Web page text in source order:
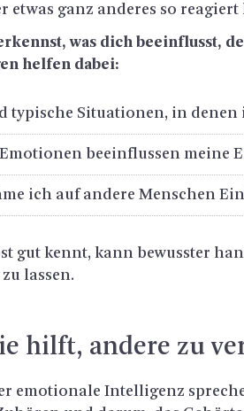
etwas ganz an­de­res so
was dich be­ein­flusst,
hel­fen dabei:
ty­pi­sche Si­tua­tio­nen, in
be­ein­flus­sen meine
ich auf an­de­re Men­schen
gut kennt, kann be­wuss­ter
las­sen.
hilft, an­de­re zu
emo­tio­na­le In­tel­li­genz